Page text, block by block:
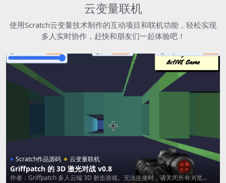
云变量联机
使用Scratch云变量技术制作的互动项目和联机功能，轻松实现
多人实时协作，赶快和朋友们一起体验吧！
Scratch作品源码 云变量联机
Griffpatch 的 3D 激光对战 v0.8
作者：Griffpatch 多人云端 3D 射击游戏。无法连接时，请关闭所有浏览...